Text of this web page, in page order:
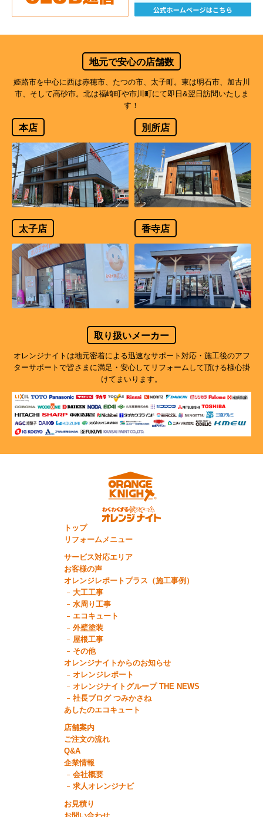
地元で安心の店舗数
姫路市を中心に西は赤穂市、たつの市、太子町。東は明石市、加古川
市、そして高砂市。北は福崎町や市川町にて即日&翌日訪問いたしま
す！
本店 別所店
太子店 香寺店
取り扱いメーカー
オレンジナイトは地元密着による迅速なサポート対応・施工後のアフ
ターサポートで皆さまに満足・安心してリフォームして頂ける様心掛
けてまいります。
トップ
リフォームメニュー
サービス対応エリア
お客様の声
オレンジレポートプラス（施工事例）
大工工事
水周り工事
エコキュート
外壁塗装
屋根工事
その他
オレンジナイトからのお知らせ
オレンジレポート
オレンジナイトグループ THE NEWS
社長ブログ つみかさね
あしたのエコキュート
店舗案内
ご注文の流れ
Q&A
企業情報
会社概要
求人オレンジナビ
お見積り